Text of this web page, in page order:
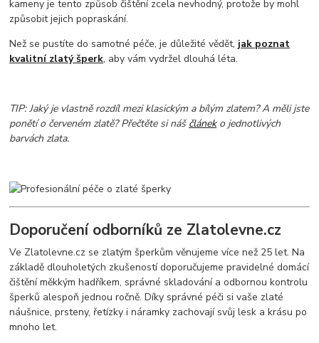
kameny je tento způsob čištění zcela nevhodný, protože by mohl
způsobit jejich popraskání.
Než se pustíte do samotné péče, je důležité vědět, jak poznat
kvalitní zlatý šperk, aby vám vydržel dlouhá léta.
TIP: Jaký je vlastně rozdíl mezi klasickým a bílým zlatem? A měli jste
ponětí o červeném zlatě? Přečtěte si náš článeko jednotlivých
barvách zlata.
Doporučení odborníků ze Zlatolevne.cz
Ve Zlatolevne.cz se zlatým šperkům věnujeme více než 25 let. Na
základě dlouholetých zkušeností doporučujeme pravidelné domácí
čištění měkkým hadříkem, správné skladování a odbornou kontrolu
šperků alespoň jednou ročně. Díky správné péči si vaše zlaté
náušnice, prsteny, řetízky i náramky zachovají svůj lesk a krásu po
mnoho let.